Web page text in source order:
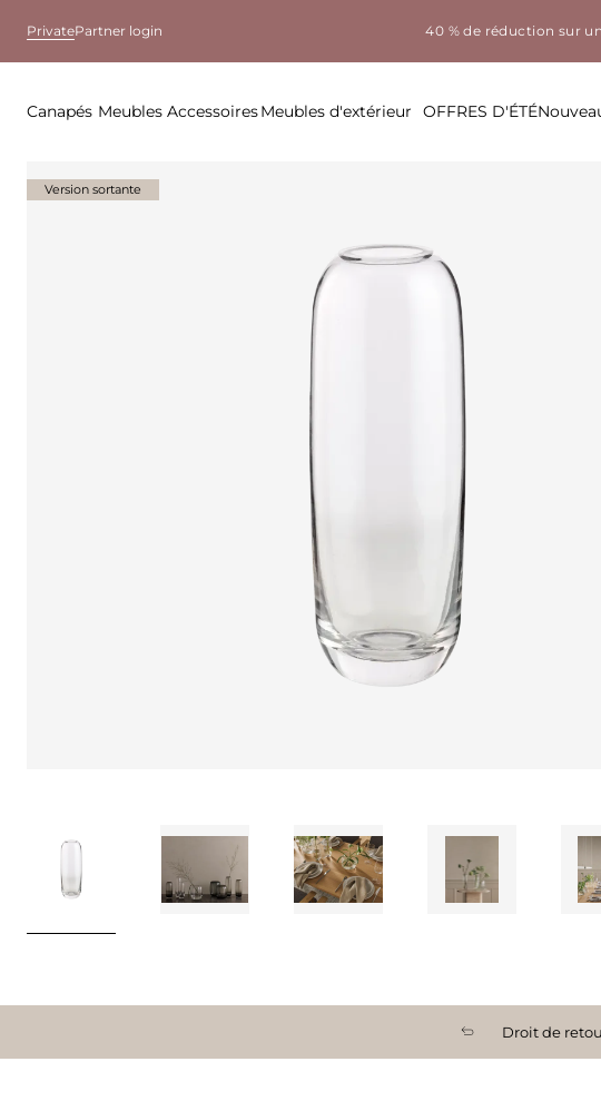
PrivatePartner login 40 % de réduction sur
Canapés Meubles AccessoiresMeubles d'extérieur OFFRES D'ÉTÉ
Version sortante
Droit de